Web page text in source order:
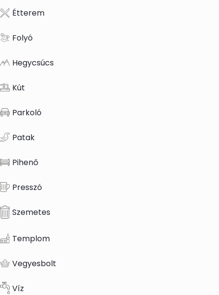
Étterem
Folyó
Hegycsúcs
Kút
Parkoló
Patak
Pihenő
Presszó
Szemetes
Templom
Vegyesbolt
Víz